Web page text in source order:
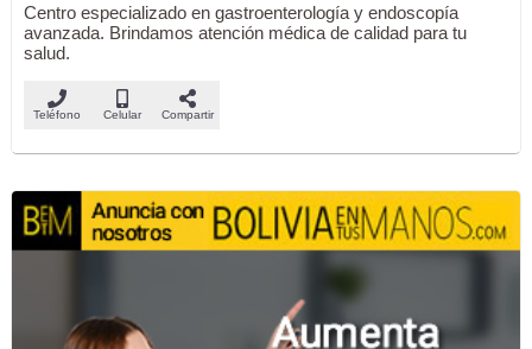
Centro especializado en gastroenterología y endoscopía
avanzada. Brindamos atención médica de calidad para tu
salud.
Teléfono Celular Compartir